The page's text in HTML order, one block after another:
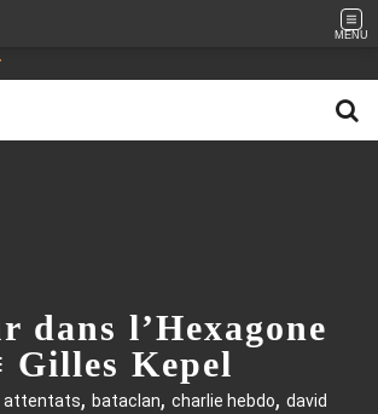
MENU
dans l’Hexagone
Gilles Kepel
attentats, bataclan, charlie hebdo, david